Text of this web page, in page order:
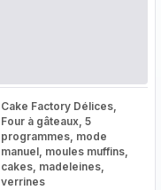
Cake Factory Délices,
Four à gâteaux, 5
programmes, mode
manuel, moules muffins,
cakes, madeleines,
verrines